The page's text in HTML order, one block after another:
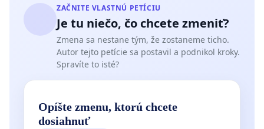
ZAČNITE VLASTNÚ PETÍCIU
Je tu niečo, čo chcete zmeniť?
Zmena sa nestane tým, že zostaneme ticho.
Autor tejto petície sa postavil a podnikol kroky.
Spravíte to isté?
Opíšte zmenu, ktorú chcete
dosiahnuť